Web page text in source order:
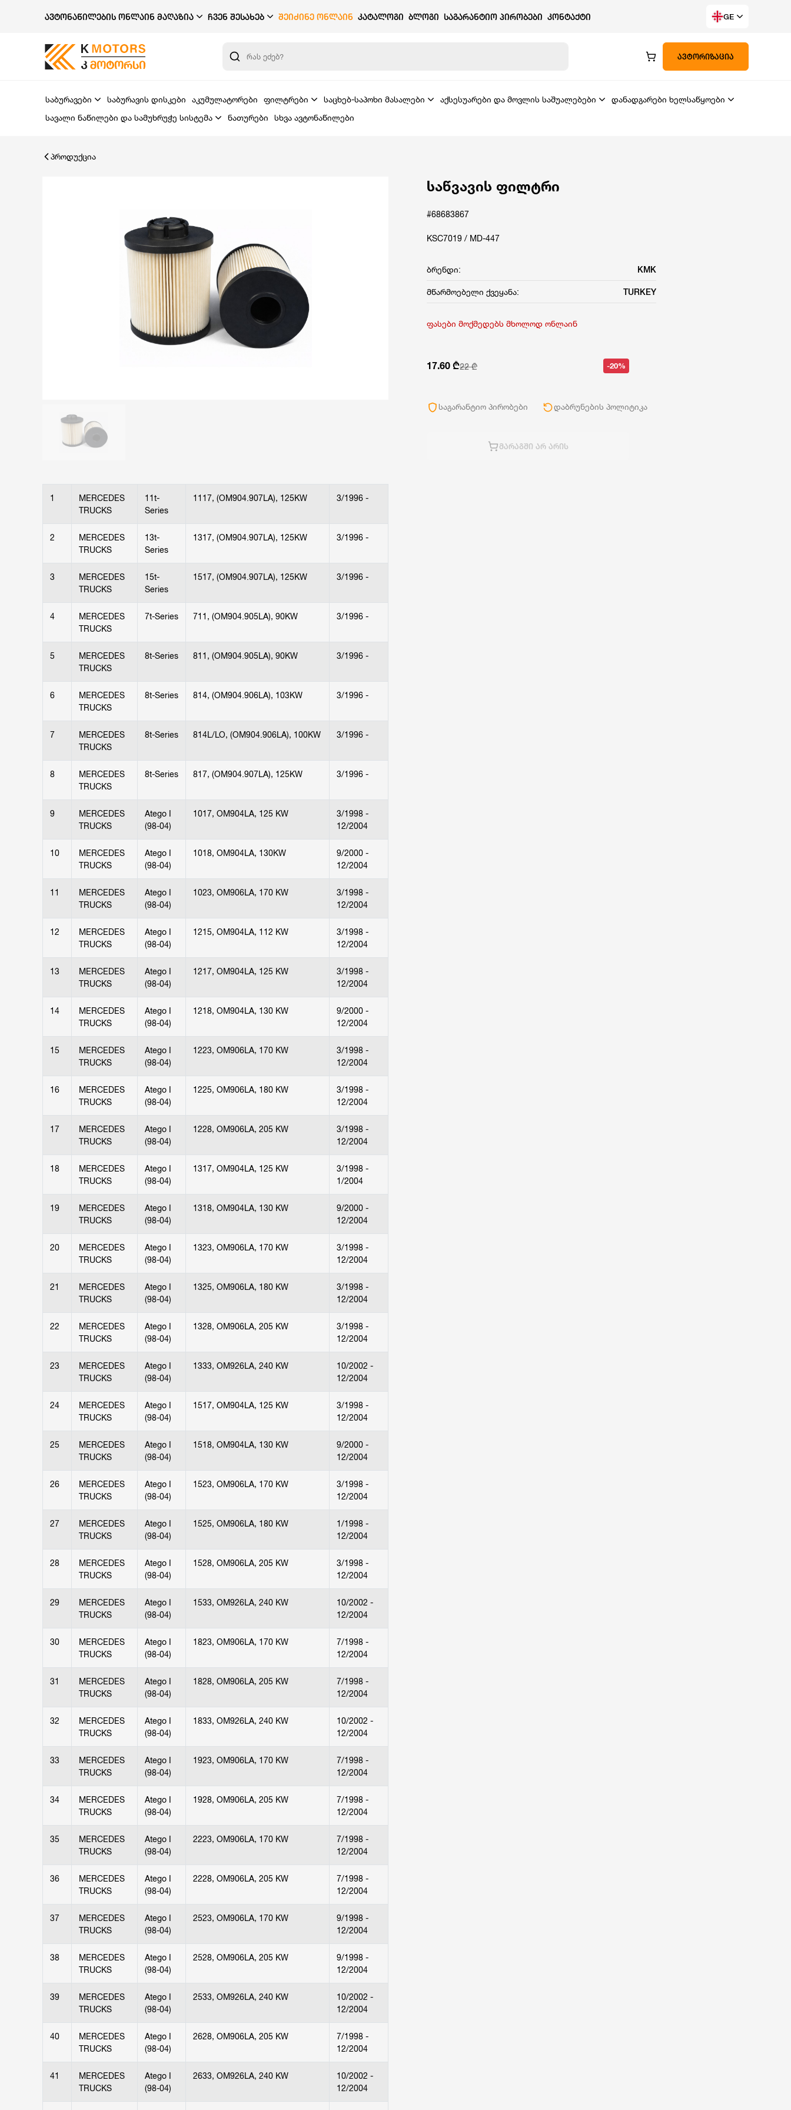
ᲐᲕᲢᲝᲜᲐᲬᲘᲚᲔᲑᲘᲡ ᲝᲜᲚᲐᲘᲜ ᲛᲐᲦᲐᲖᲘᲐ ᲩᲕᲔᲜ ᲨᲔᲡᲐᲮᲔᲑ ᲨᲔᲘᲫᲘᲜᲔ ᲝᲜᲚᲐᲘᲜ ᲙᲐᲢᲐᲚᲝᲒᲘ ᲑᲚᲝᲒᲘ ᲡᲐᲒᲐᲠᲐᲜᲢᲘᲝ ᲞᲘᲠᲝᲑᲔᲑᲘ ᲙᲝᲜᲢᲐᲥᲢᲘ GE
ᲐᲕᲢᲝᲠᲘᲖᲐᲪᲘᲐ
საბურავები საბურავის დისკები აკუმულატორები ფილტრები საცხებ-საპოხი მასალები აქსესუარები და მოვლის საშუალებები
დანადგარები ხელსაწყოები
სავალი ნაწილები და სამუხრუჭე სისტემა
ნათურები სხვა ავტონაწილები
პროდუქცია
საწვავის ფილტრი
#68683867
KSC7019 / MD-447
ბრენდი: KMK
მწარმოებელი ქვეყანა: TURKEY
ფასები მოქმედებს მხოლოდ ონლაინ
17.60 ₾22 ₾ -20%
საგარანტიო პირობები დაბრუნების პოლიტიკა
ᲛᲐᲠᲐᲒᲨᲘ ᲐᲠ ᲐᲠᲘᲡ
1
MERCEDES
TRUCKS
11t-
Series
1117, (OM904.907LA), 125KW 3/1996 -
2
MERCEDES
TRUCKS
13t-
Series
1317, (OM904.907LA), 125KW 3/1996 -
3
MERCEDES
TRUCKS
15t-
Series
1517, (OM904.907LA), 125KW 3/1996 -
4
MERCEDES
TRUCKS
7t-Series 711, (OM904.905LA), 90KW 3/1996 -
5
MERCEDES
TRUCKS
8t-Series 811, (OM904.905LA), 90KW 3/1996 -
6
MERCEDES
TRUCKS
8t-Series 814, (OM904.906LA), 103KW 3/1996 -
7
MERCEDES
TRUCKS
8t-Series 814L/LO, (OM904.906LA), 100KW 3/1996 -
8
MERCEDES
TRUCKS
8t-Series 817, (OM904.907LA), 125KW 3/1996 -
9
MERCEDES
TRUCKS
Atego I
(98-04)
1017, OM904LA, 125 KW
3/1998 -
12/2004
10
MERCEDES
TRUCKS
Atego I
(98-04)
1018, OM904LA, 130KW
9/2000 -
12/2004
11
MERCEDES
TRUCKS
Atego I
(98-04)
1023, OM906LA, 170 KW
3/1998 -
12/2004
12
MERCEDES
TRUCKS
Atego I
(98-04)
1215, OM904LA, 112 KW
3/1998 -
12/2004
13
MERCEDES
TRUCKS
Atego I
(98-04)
1217, OM904LA, 125 KW
3/1998 -
12/2004
14
MERCEDES
TRUCKS
Atego I
(98-04)
1218, OM904LA, 130 KW
9/2000 -
12/2004
15
MERCEDES
TRUCKS
Atego I
(98-04)
1223, OM906LA, 170 KW
3/1998 -
12/2004
16
MERCEDES
TRUCKS
Atego I
(98-04)
1225, OM906LA, 180 KW
3/1998 -
12/2004
17
MERCEDES
TRUCKS
Atego I
(98-04)
1228, OM906LA, 205 KW
3/1998 -
12/2004
18
MERCEDES
TRUCKS
Atego I
(98-04)
1317, OM904LA, 125 KW
3/1998 -
1/2004
19
MERCEDES
TRUCKS
Atego I
(98-04)
1318, OM904LA, 130 KW
9/2000 -
12/2004
20
MERCEDES
TRUCKS
Atego I
(98-04)
1323, OM906LA, 170 KW
3/1998 -
12/2004
21
MERCEDES
TRUCKS
Atego I
(98-04)
1325, OM906LA, 180 KW
3/1998 -
12/2004
22
MERCEDES
TRUCKS
Atego I
(98-04)
1328, OM906LA, 205 KW
3/1998 -
12/2004
23
MERCEDES
TRUCKS
Atego I
(98-04)
1333, OM926LA, 240 KW
10/2002 -
12/2004
24
MERCEDES
TRUCKS
Atego I
(98-04)
1517, OM904LA, 125 KW
3/1998 -
12/2004
25
MERCEDES
TRUCKS
Atego I
(98-04)
1518, OM904LA, 130 KW
9/2000 -
12/2004
26
MERCEDES
TRUCKS
Atego I
(98-04)
1523, OM906LA, 170 KW
3/1998 -
12/2004
27
MERCEDES
TRUCKS
Atego I
(98-04)
1525, OM906LA, 180 KW
1/1998 -
12/2004
28
MERCEDES
TRUCKS
Atego I
(98-04)
1528, OM906LA, 205 KW
3/1998 -
12/2004
29
MERCEDES
TRUCKS
Atego I
(98-04)
1533, OM926LA, 240 KW
10/2002 -
12/2004
30
MERCEDES
TRUCKS
Atego I
(98-04)
1823, OM906LA, 170 KW
7/1998 -
12/2004
31
MERCEDES
TRUCKS
Atego I
(98-04)
1828, OM906LA, 205 KW
7/1998 -
12/2004
32
MERCEDES
TRUCKS
Atego I
(98-04)
1833, OM926LA, 240 KW
10/2002 -
12/2004
33
MERCEDES
TRUCKS
Atego I
(98-04)
1923, OM906LA, 170 KW
7/1998 -
12/2004
34
MERCEDES
TRUCKS
Atego I
(98-04)
1928, OM906LA, 205 KW
7/1998 -
12/2004
35
MERCEDES
TRUCKS
Atego I
(98-04)
2223, OM906LA, 170 KW
7/1998 -
12/2004
36
MERCEDES
TRUCKS
Atego I
(98-04)
2228, OM906LA, 205 KW
7/1998 -
12/2004
37
MERCEDES
TRUCKS
Atego I
(98-04)
2523, OM906LA, 170 KW
9/1998 -
12/2004
38
MERCEDES
TRUCKS
Atego I
(98-04)
2528, OM906LA, 205 KW
9/1998 -
12/2004
39
MERCEDES
TRUCKS
Atego I
(98-04)
2533, OM926LA, 240 KW
10/2002 -
12/2004
40
MERCEDES
TRUCKS
Atego I
(98-04)
2628, OM906LA, 205 KW
7/1998 -
12/2004
41
MERCEDES
TRUCKS
Atego I
(98-04)
2633, OM926LA, 240 KW
10/2002 -
12/2004